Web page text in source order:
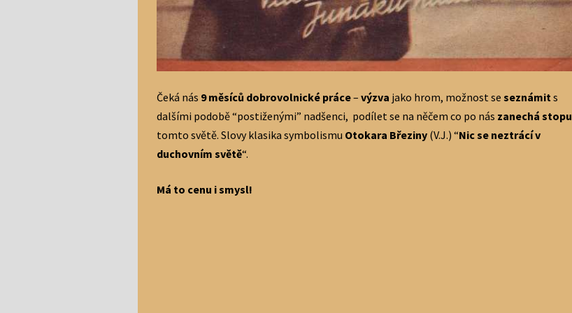
Čeká nás 9 měsíců dobrovolnické práce–výzva jako hrom, možnost seseznámits
dalšími podobě “postiženými” nadšenci, podílet se na něčem co po nás zanechá stopu
tomto světě. Slovy klasika symbolismu Otokara Březiny (V.J.) “Nic se neztrácí v
duchovním světě“.
Má to cenu i smysl!